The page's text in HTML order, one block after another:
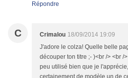
Répondre
C Crimalou 18/09/2014 19:09
J'adore le colza! Quelle belle
découper ton titre ;- )<br /> <br /
peu utilisé bien que je
certainement de modèle un de